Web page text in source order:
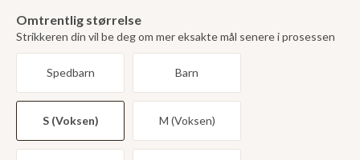
Omtrentlig størrelse
Strikkeren din vil be deg om mer eksakte mål senere i prosessen
Spedbarn Barn
S (Voksen) M (Voksen)